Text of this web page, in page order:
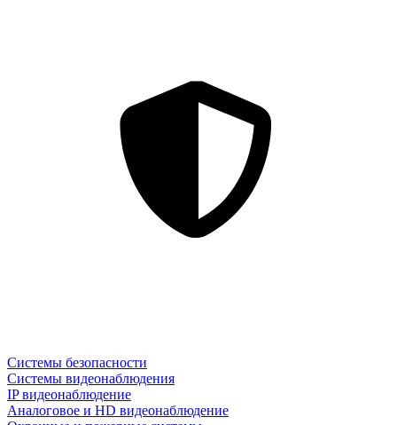
Системы безопасности
Системы видеонаблюдения
IP видеонаблюдение
Аналоговое и HD видеонаблюдение